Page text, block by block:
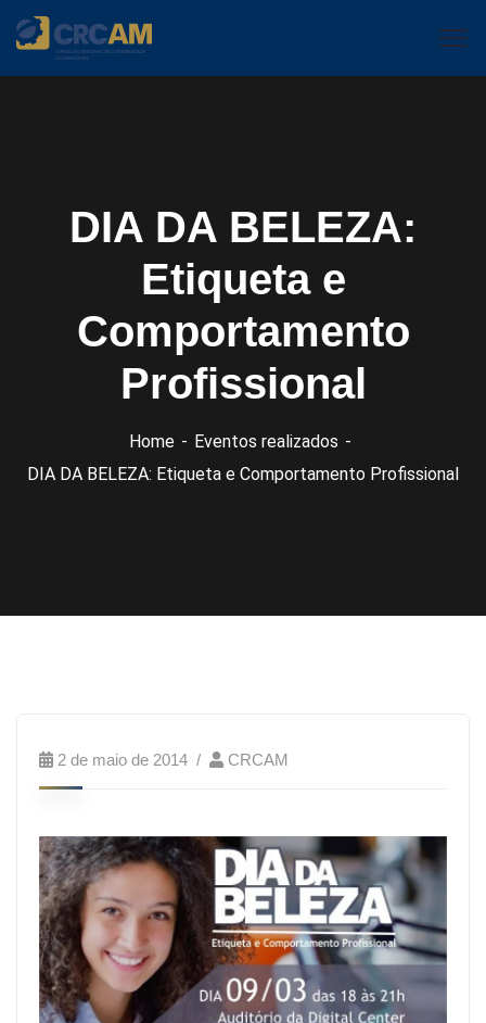
DIA DA BELEZA:
Etiqueta e
Comportamento
Profissional
Home
Eventos realizados
DIA DA BELEZA: Etiqueta e Comportamento Profissional
2 de maio de 2014 CRCAM